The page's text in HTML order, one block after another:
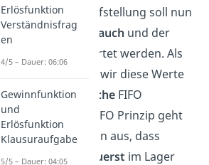
Mit Hilfe dieser Aufstellung soll nun
derMaterialverbrauch und der
bewertet werden. Als
erstes bestimmen wir diese Werte
über dasperiodischeFIFO
Verfahren. Beim FIFO Prinzip geht
man generell davon aus, dass
Lieferungen, die
zuerst im Lager
Erlösfunktion
Verständnisfrag
en
4/5 – Dauer: 06:06
Gewinnfunktion
und
Erlösfunktion
Klausuraufgabe
5/5 – Dauer: 04:05